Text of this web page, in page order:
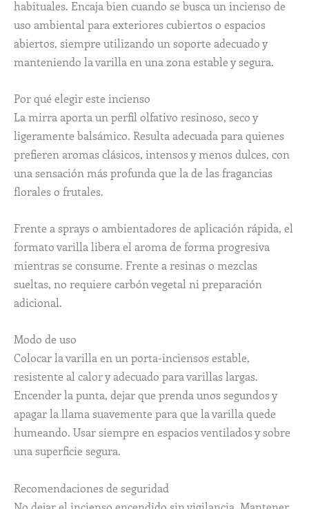
habituales. Encaja bien cuando se busca un incienso de
uso ambiental para exteriores cubiertos o espacios
abiertos, siempre utilizando un soporte adecuado y
manteniendo la varilla en una zona estable y segura.
Por qué elegir este incienso
La mirra aporta un perfil olfativo resinoso, seco y
ligeramente balsámico. Resulta adecuada para quienes
prefieren aromas clásicos, intensos y menos dulces, con
una sensación más profunda que la de las fragancias
florales o frutales.
Frente a sprays o ambientadores de aplicación rápida, el
formato varilla libera el aroma de forma progresiva
mientras se consume. Frente a resinas o mezclas
sueltas, no requiere carbón vegetal ni preparación
adicional.
Modo de uso
Colocar la varilla en un porta-inciensos estable,
resistente al calor y adecuado para varillas largas.
Encender la punta, dejar que prenda unos segundos y
apagar la llama suavemente para que la varilla quede
humeando. Usar siempre en espacios ventilados y sobre
una superficie segura.
Recomendaciones de seguridad
No dejar el incienso encendido sin vigilancia. Mantener